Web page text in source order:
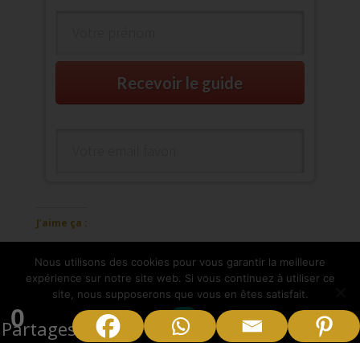
Recevoir le guide
J’aime ça :
Chargement…
Articles similaires
0
Partages
Nous utilisons des cookies pour vous garantir la meilleure
expérience sur notre site web. Si vous continuez à utiliser ce
site, nous supposerons que vous en êtes satisfait.
Ok